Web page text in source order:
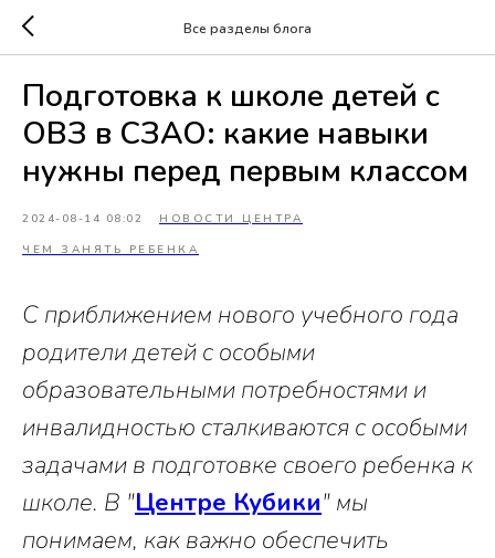
Все разделы блога
Подготовка к школе детей с
ОВЗ в СЗАО: какие навыки
нужны перед первым классом
2024-08-14 08:02
НОВОСТИ ЦЕНТРА
ЧЕМ ЗАНЯТЬ РЕБЕНКА
С приближением нового учебного года
родители детей с особыми
образовательными потребностями и
инвалидностью сталкиваются с особыми
задачами в подготовке своего ребенка к
школе. В "Центре Кубики" мы
понимаем, как важно обеспечить